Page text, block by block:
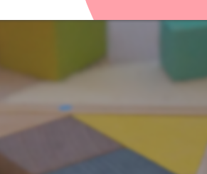
育児サポート